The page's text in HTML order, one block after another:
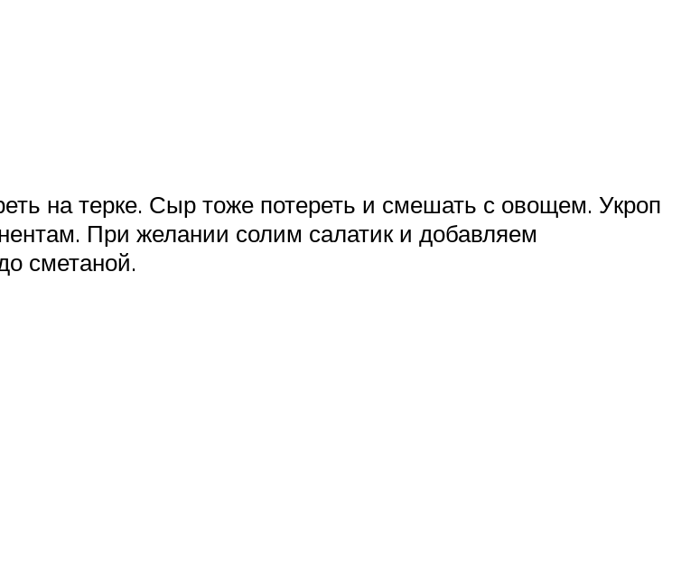
на терке. Сыр тоже потереть и смешать с овощем. Укроп
При желании солим салатик и добавляем
сметаной.